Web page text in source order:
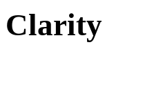
Clarity